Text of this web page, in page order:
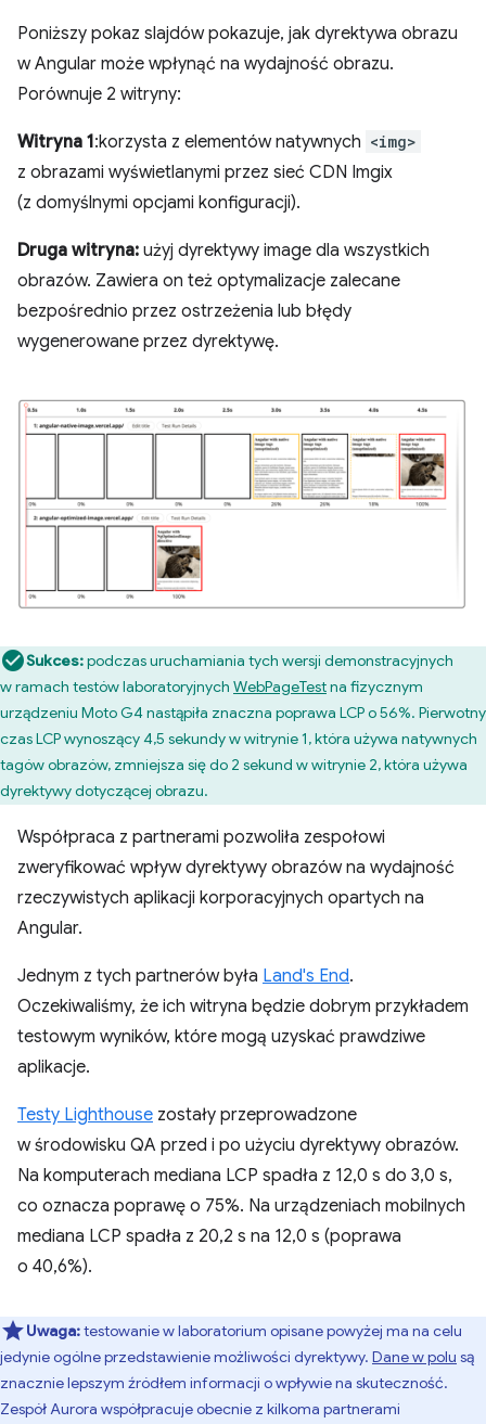
Poniższy pokaz slajdów pokazuje, jak dyrektywa obrazu
w Angular może wpłynąć na wydajność obrazu.
Porównuje 2 witryny:
Witryna 1:korzysta z elementów natywnych <img>
z obrazami wyświetlanymi przez sieć CDN Imgix
(z domyślnymi opcjami konfiguracji).
Druga witryna: użyj dyrektywy image dla wszystkich
obrazów. Zawiera on też optymalizacje zalecane
bezpośrednio przez ostrzeżenia lub błędy
wygenerowane przez dyrektywę.
Sukces:podczas uruchamiania tych wersji demonstracyjnych
w ramach testów laboratoryjnych WebPageTestna fizycznym
urządzeniu Moto G4 nastąpiła znaczna poprawa LCP o 56%. Pierwotny
czas LCP wynoszący 4,5 sekundy w witrynie 1, która używa natywnych
tagów obrazów, zmniejsza się do 2 sekund w witrynie 2, która używa
dyrektywy dotyczącej obrazu.
Współpraca z partnerami pozwoliła zespołowi
zweryfikować wpływ dyrektywy obrazów na wydajność
rzeczywistych aplikacji korporacyjnych opartych na
Angular.
Jednym z tych partnerów była Land's End.
Oczekiwaliśmy, że ich witryna będzie dobrym przykładem
testowym wyników, które mogą uzyskać prawdziwe
aplikacje.
Testy Lighthouse zostały przeprowadzone
w środowisku QA przed i po użyciu dyrektywy obrazów.
Na komputerach mediana LCP spadła z 12,0 s do 3,0 s,
co oznacza poprawę o 75%. Na urządzeniach mobilnych
mediana LCP spadła z 20,2 s na 12,0 s (poprawa
o 40,6%).
Uwaga:testowanie w laboratorium opisane powyżej ma na celu
jedynie ogólne przedstawienie możliwości dyrektywy. Dane w polu są
znacznie lepszym źródłem informacji o wpływie na skuteczność.
Zespół Aurora współpracuje obecnie z kilkoma partnerami